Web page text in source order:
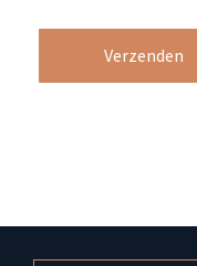
Verzenden